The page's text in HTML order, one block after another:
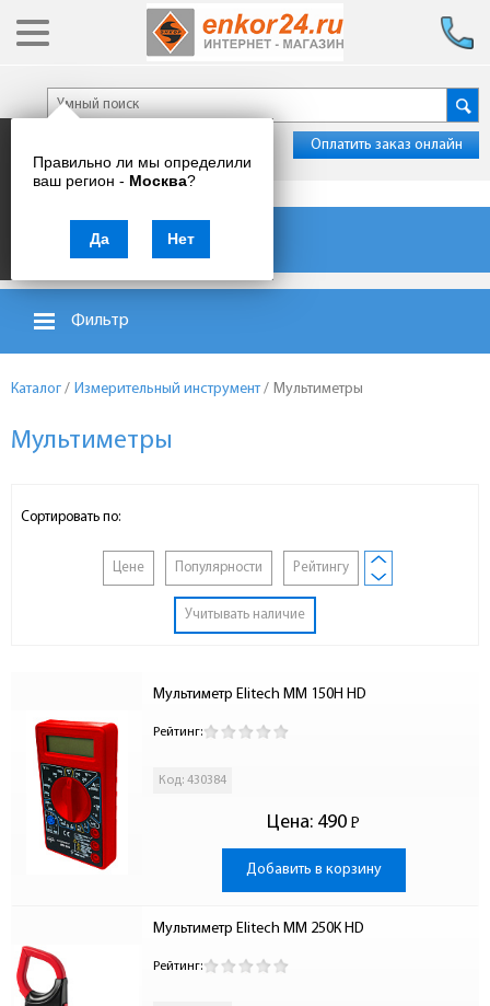
Правильно ли мы определили
ваш регион - Москва?
Да Нет
Оплатить заказ онлайн
Каталог товаров
Фильтр
Каталог / Измерительный инструмент/ Мультиметры
Мультиметры
Сортировать по:
Цене Популярности Рейтингу
Учитывать наличие
Мультиметр Elitech ММ 150Н HD
Рейтинг:
Код: 430384
Цена: 490 Р
-
Добавить в корзину
Мультиметр Elitech ММ 250К HD
Рейтинг: